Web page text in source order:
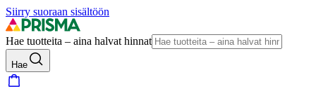
Siirry suoraan sisältöön
Hae tuotteita – aina halvat hinnat
Hae